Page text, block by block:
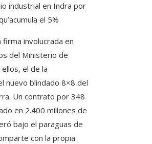
industrial en Indra por
el 5%
involucrada en
del Ministerio de
el de la
nuevo blindado 8×8 del
Un contrato por 348
en 2.400 millones de
bajo el paraguas de
con la propia